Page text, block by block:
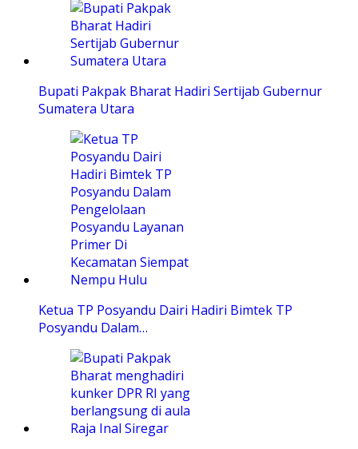
Bupati Pakpak Bharat Hadiri Sertijab Gubernur
Sumatera Utara
Ketua TP Posyandu Dairi Hadiri Bimtek TP
Posyandu Dalam…